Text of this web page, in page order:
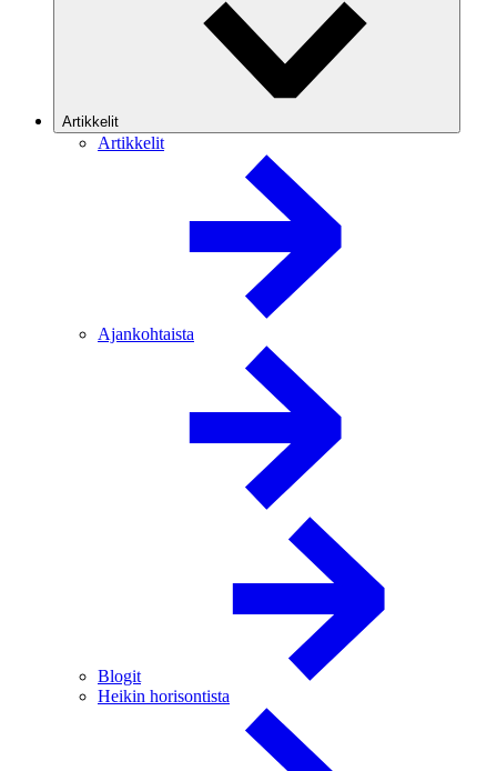
Artikkelit
Artikkelit
Ajankohtaista
Blogit
Heikin horisontista